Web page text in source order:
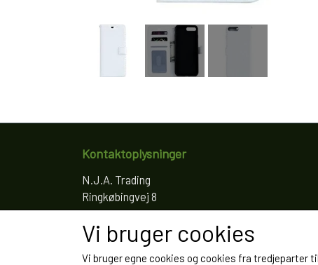
Kontaktoplysninger
N.J.A. Trading
Ringkøbingvej 8
4200 Slagelse
Telefon: 61766797
CVR: 35022155
Vi bruger cookies
Vi bruger egne cookies og cookies fra tredjeparter